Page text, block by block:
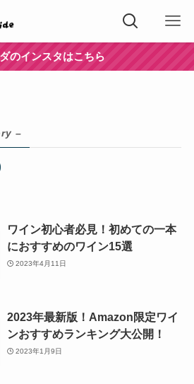
のインスタはこちら
–
ワイン初心者必見！初めての一本
におすすめのワイン15選
2023年4月11日
2023年最新版！Amazon限定ワイ
ンおすすめランキング大公開！
2023年1月9日